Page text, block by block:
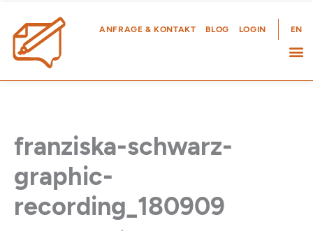
Inhalt
springen
ANFRAGE & KONTAKT BLOG LOGIN EN
franziska-schwarz-
graphic-
recording_180909